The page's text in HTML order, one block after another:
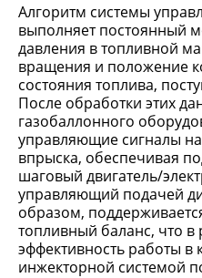
Алгоритм системы
выполняет постоянный
давления в топливной
вращения и положение
состояния топлива,
После обработки этих
газобаллонного
управляющие сигналы
впрыска, обеспечивая
шаговый двигатель/
управляющий подачей
образом,
топливный баланс, что в
эффективность работы в
инжекторной системой